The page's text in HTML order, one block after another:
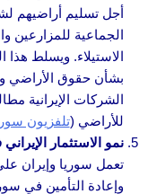
أجل تسليم أراضيهم
الجماعية للمزارعين
الاستيلاء. ويسلط
بشأن حقوق الأراضي
الشركات الإيرانية
للأراضي (تلفزيون
نمو الاستثمار
تعمل سوريا وإيران